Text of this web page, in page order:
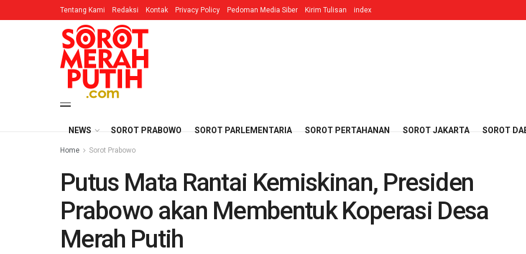
Tentang Kami Redaksi Kontak Privacy Policy Pedoman Media Siber Kirim Tulisan index
NEWS SOROT PRABOWO SOROT PARLEMENTARIA SOROT PERTAHANAN SOROT JAKARTA SOROT
Home Sorot Prabowo
Putus Mata Rantai Kemiskinan, Presiden
Prabowo akan Membentuk Koperasi Desa
Merah Putih